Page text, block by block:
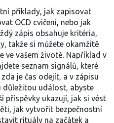
příklady, jak zapisovat
OCD cvičení, nebo jak
zápis obsahuje kritéria,
takže si můžete okamžitě
ve vašem životě. Například v
seznam signálů, které
je čas odejít, a v zápisu
důležitou událost, abyste
příspěvky ukazují, jak si vést
jak vytvořit bezpečnostní
rituály na začátek a